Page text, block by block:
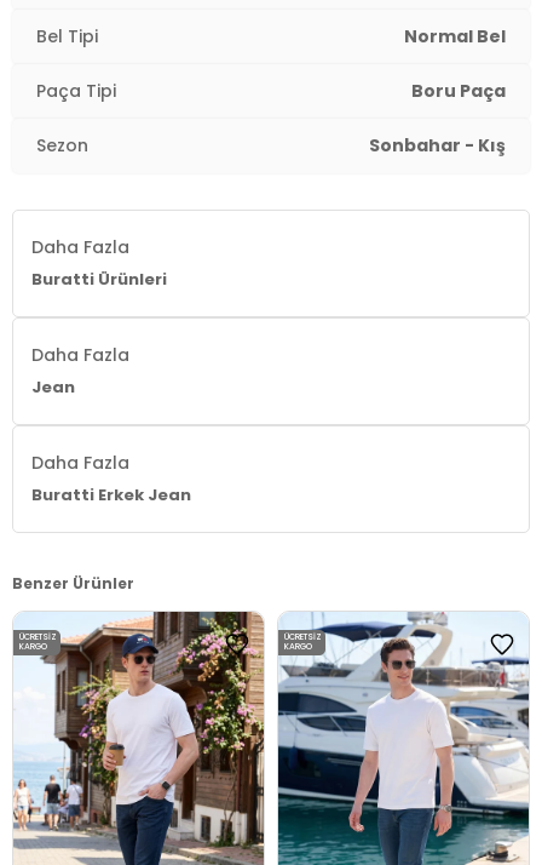
Menşei:
Bel Tipi Normal Bel
Paça Tipi Boru Paça
Sezon Sonbahar - Kış
Daha Fazla
Buratti Ürünleri
Daha Fazla
Jean
Daha Fazla
Buratti Erkek Jean
Benzer Ürünler
ÜCRETSIZ
KARGO
ÜCRETSIZ
KARGO